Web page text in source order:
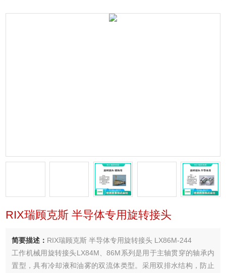
RIX瑞顾克斯 半导体专用旋转接头
简要描述： RIX瑞顾克斯 半导体专用旋转接头 LX86M-244
工作机械用旋转接头LX84M、86M系列是用于主轴贯穿的轴承内
置型，具有冷却液和油雾的双流体类型。采用双排水结构，防止